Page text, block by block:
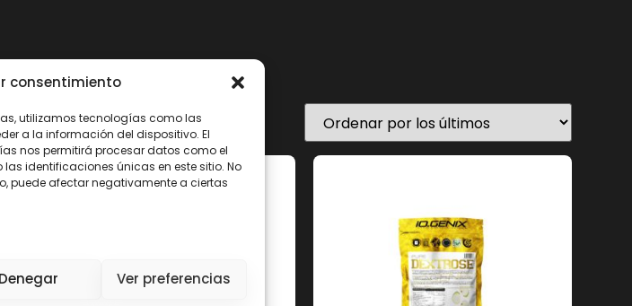
consentimiento
utilizamos tecnologías como las
a la información del dispositivo. El
nos permitirá procesar datos como el
identificaciones únicas en este sitio. No
puede afectar negativamente a ciertas
Denegar Ver preferencias
Precio:2 €—84 €
Categorías del producto